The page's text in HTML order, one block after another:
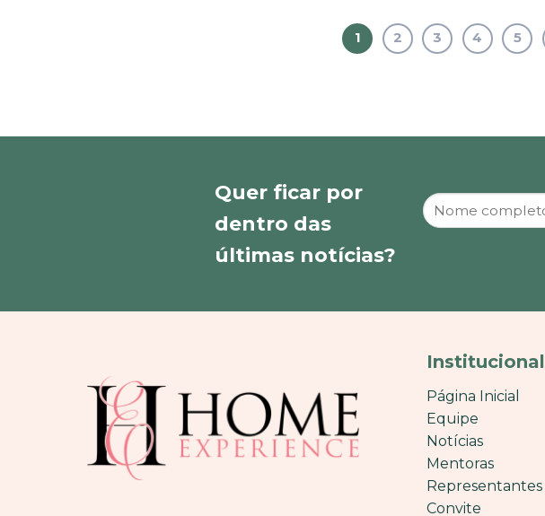
1 2 3 4 5
Quer ficar por
dentro das
últimas notícias?
Institucional
Página Inicial
Equipe
Notícias
Mentoras
Representantes
Convite